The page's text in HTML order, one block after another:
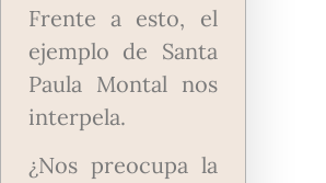
Frente a esto, el
ejemplo de Santa
Paula Montal nos
interpela.
¿Nos preocupa la